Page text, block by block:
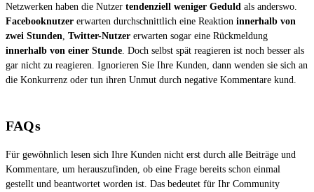
Netzwerken haben die Nutzer tendenziell weniger Geduld als anderswo.
Facebooknutzer erwarten durchschnittlich eine Reaktion innerhalb von
zwei Stunden Twitter-Nutzer erwarten sogar eine Rückmeldung
innerhalb von einer Stunde . Doch selbst spät reagieren ist noch besser als
gar nicht zu reagieren. Ignorieren Sie Ihre Kunden, dann wenden sie sich an
die Konkurrenz oder tun ihren Unmut durch negative Kommentare kund.
FAQs
Für gewöhnlich lesen sich Ihre Kunden nicht erst durch alle Beiträge und
Kommentare, um herauszufinden, ob eine Frage bereits schon einmal
gestellt und beantwortet worden ist. Das bedeutet für Ihr Community